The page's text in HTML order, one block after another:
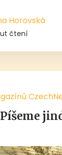
Horovská
čtení
Píšeme